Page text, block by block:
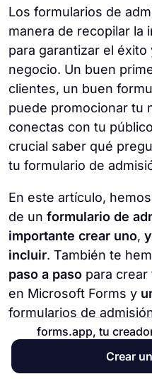
Los formularios de
manera de recopilar la
para garantizar el
negocio. Un buen
clientes, un buen
puede promocionar tu
conectas con tu
crucial saber qué
tu formulario de
En este artículo,
de un formulario de
importante crear uno,
incluir. También te
paso a paso para crear
en Microsoft Forms y
formularios de
avanzadas de
¡Ahora depende de ti
forms.app, tu
Crear